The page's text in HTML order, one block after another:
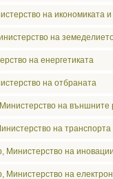
на икономиката и
на
на енергетиката
на отбраната
на външните
на
Министерство на
Министерство на